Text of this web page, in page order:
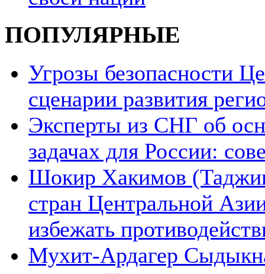
ПОПУЛЯРНЫЕ
Угрозы безопасности
сценарии развития
Эксперты из СНГ об
задачах для России:
Шокир Хакимов
стран Центральной
избежать
Мухит-Ардагер